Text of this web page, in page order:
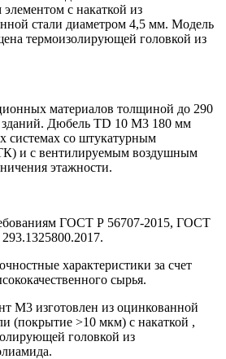
с накаткой из
стали диаметром 4,5 мм. Модель
термоизолирующей головкой из
материалов толщиной до 290
Дюбель TD 10 M3 180 мм
системах со штукатурным
и с вентилируемым воздушным
этажности.
ГОСТ Р 56707-2015, ГОСТ
характеристики за счет
сырья.
М3 изготовлен из оцинкованной
(покрытие >10 мкм) с накаткой ,
головкой из